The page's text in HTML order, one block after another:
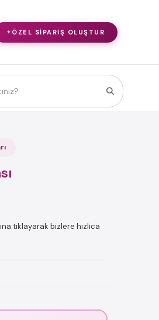
ÖZEL SIPARIŞ OLUŞTUR
tıklayarak bizlere hızlıca